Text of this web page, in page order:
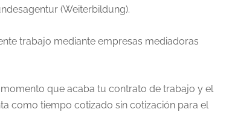
(Weiterbildung).
trabajo mediante empresas mediadoras
que acaba tu contrato de trabajo y el
como tiempo cotizado sin cotización para el